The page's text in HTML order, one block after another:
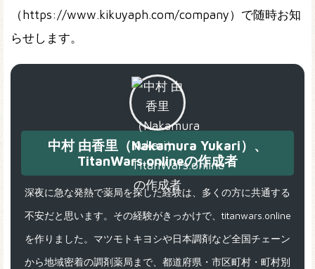
（https://www.kikuyaph.com/company）で随時お知
らせします。
中村 由香里（Nakamura Yukari）、
TitanWars.onlineの作成者
深夜に急な発熱で薬局を探した経験は、多くの方に共通する
不安だと思います。その経験がきっかけで、titanwars.online
を作りました。マツモトキヨシや日本調剤など全国チェーン
から地域密着の調剤薬局まで、都道府県・市区町村・町村別